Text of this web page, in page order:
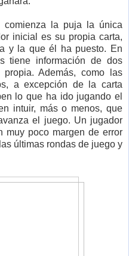
comienza la puja la única
inicial es su propia carta,
y la que él ha puesto. En
tiene información de dos
Además, como las
a excepción de la carta
lo que ha ido jugando el
intuir, más o menos, que
el juego. Un jugador
muy poco margen de error
últimas rondas de juego y